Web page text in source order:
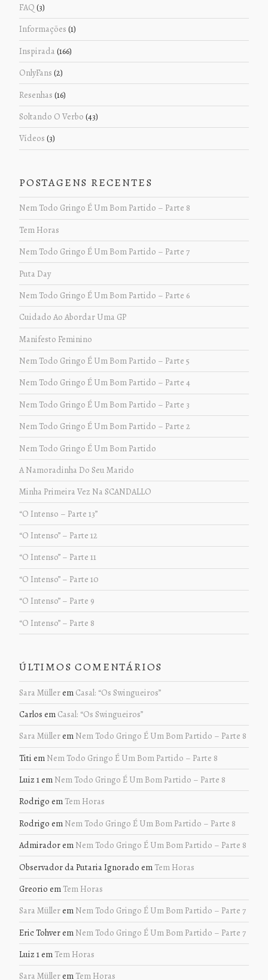
FAQ (3)
Informações (1)
Inspirada (166)
OnlyFans (2)
Resenhas (16)
Soltando O Verbo (43)
Vídeos (3)
POSTAGENS RECENTES
Nem Todo Gringo É Um Bom Partido – Parte 8
Tem Horas
Nem Todo Gringo É Um Bom Partido – Parte 7
Puta Day
Nem Todo Gringo É Um Bom Partido – Parte 6
Cuidado Ao Abordar Uma GP
Manifesto Feminino
Nem Todo Gringo É Um Bom Partido – Parte 5
Nem Todo Gringo É Um Bom Partido – Parte 4
Nem Todo Gringo É Um Bom Partido – Parte 3
Nem Todo Gringo É Um Bom Partido – Parte 2
Nem Todo Gringo É Um Bom Partido
A Namoradinha Do Seu Marido
Minha Primeira Vez Na SCANDALLO
“O Intenso – Parte 13”
“O Intenso” – Parte 12
“O Intenso” – Parte 11
“O Intenso” – Parte 10
“O Intenso” – Parte 9
“O Intenso” – Parte 8
ÚLTIMOS COMENTÁRIOS
Sara Müllerem Casal: “Os Swingueiros”
Carlos em Casal: “Os Swingueiros”
Sara Müllerem Nem Todo Gringo É Um Bom Partido – Parte 8
Titi em Nem Todo Gringo É Um Bom Partido – Parte 8
Luiz 1em Nem Todo Gringo É Um Bom Partido – Parte 8
Rodrigo em Tem Horas
Rodrigo em Nem Todo Gringo É Um Bom Partido – Parte 8
Admiradorem Nem Todo Gringo É Um Bom Partido – Parte 8
Observador da Putaria Ignorado em Tem Horas
Greorio em Tem Horas
Sara Müllerem Nem Todo Gringo É Um Bom Partido – Parte 7
Eric Tohverem Nem Todo Gringo É Um Bom Partido – Parte 7
Luiz 1em Tem Horas
Sara Müllerem Tem Horas